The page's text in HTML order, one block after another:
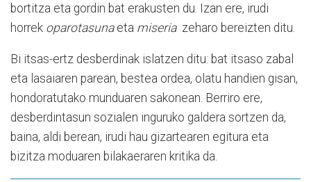
bortitza eta gordin bat erakusten du. Izan ere, irudi
horrek oparotasunaeta miseria zeharo bereizten ditu.
Bi itsas-ertz desberdinak islatzen ditu: bat itsaso zabal
eta lasaiaren parean, bestea ordea, olatu handien gisan,
hondoratutako munduaren sakonean. Berriro ere,
desberdintasun sozialen inguruko galdera sortzen da,
baina, aldi berean, irudi hau gizartearen egitura eta
bizitza moduaren bilakaeraren kritika da.